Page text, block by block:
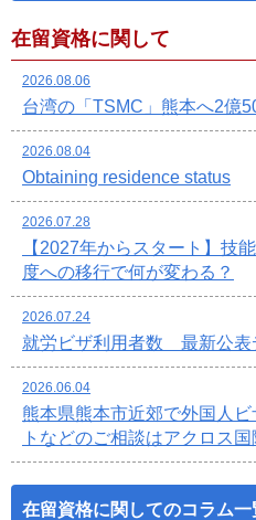
在留資格に関して
2026.08.06
台湾の「TSMC」熊本へ2億
2026.08.04
Obtaining residence status
2026.07.28
【2027年からスタート】技
度への移行で何が変わる？
2026.07.24
就労ビザ利用者数 最新公表
2026.06.04
熊本県熊本市近郊で外国人
トなどのご相談はアクロス
在留資格に関してのコラム一